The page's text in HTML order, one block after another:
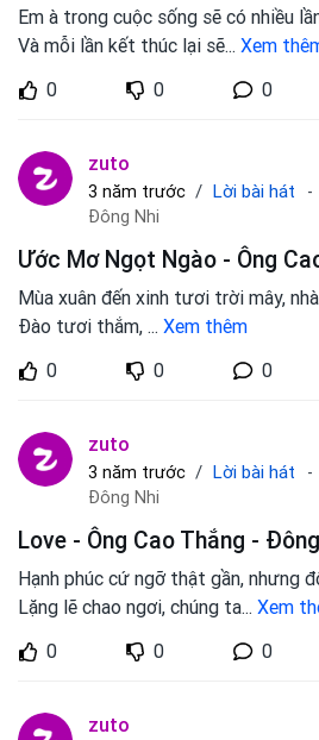
Em à trong cuộc sống sẽ có nhiều
Và mỗi lần kết thúc lại sẽ... Xem
0
0 0
zuto
3 năm trước Lời bài hát
Đông Nhi
Ước Mơ Ngọt Ngào - Ông
Mùa xuân đến xinh tươi trời mây,
Đào tươi thắm, ... Xem thêm
0
0 0
zuto
3 năm trước Lời bài hát
Đông Nhi
Love - Ông Cao Thắng -
Hạnh phúc cứ ngỡ thật gần, nhưng
Lặng lẽ chao ngơi, chúng ta... Xem
0
0 0
zuto